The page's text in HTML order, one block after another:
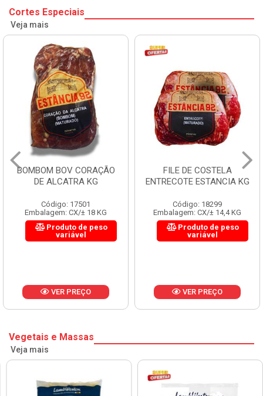
Cortes Especiais
Veja mais
BOMBOM BOV CORAÇÃO
DE ALCATRA KG
Código: 17501
Embalagem: CX/± 18 KG
Produto de peso
variável
VER PREÇO
FILE DE COSTELA
ENTRECOTE ESTANCIA KG
Código: 18299
Embalagem: CX/± 14,4 KG
Produto de peso
variável
VER PREÇO
Vegetais e Massas
Veja mais